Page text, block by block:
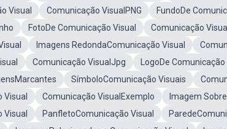
Visual
Comunicação VisualPNG FundoDe
FotoDe Comunicação Visual Comunicação
Imagens RedondaComunicação Visual
Comunicação VisualJpg
LogoDe Comunicação
SímboloComunicação Visuais
Visual
Comunicação VisualExemplo
Imagem
Visual
PanfletoComunicação Visual